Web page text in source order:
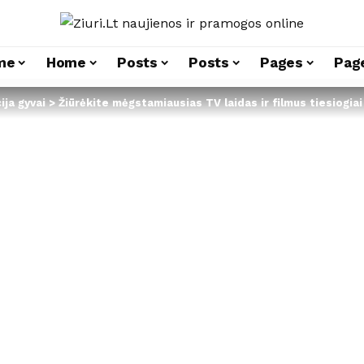
Home Posts Posts Pages
gyvai>Žiūrėkite mėgstamiausias TV laidas ir filmus tiesiogiai